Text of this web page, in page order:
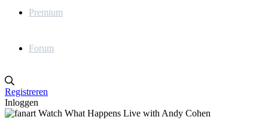
Premium
Forum
Registreren
Inloggen